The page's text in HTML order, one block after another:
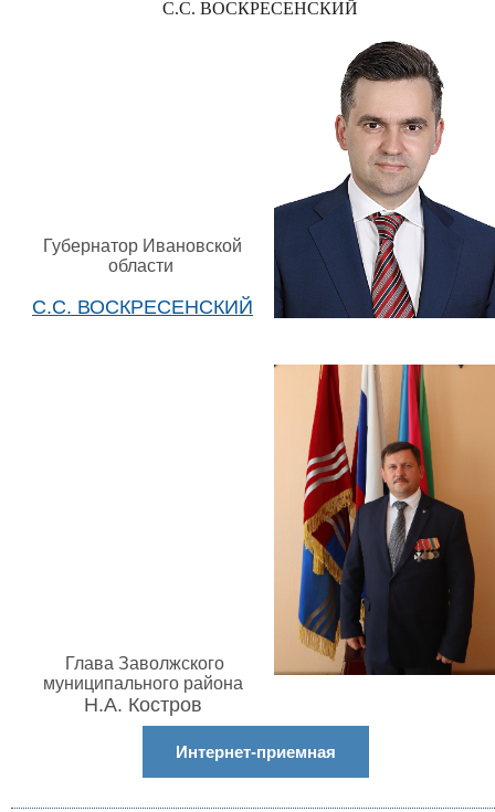
С.С. ВОСКРЕСЕНСКИЙ
Губернатор Ивановской
области
С.С. ВОСКРЕСЕНСКИЙ
Глава Заволжского
муниципального района
Н.А. Костров
Интернет-приемная